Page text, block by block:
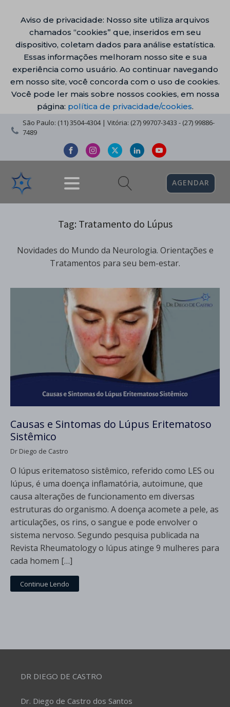
Aviso de privacidade: Nosso site utiliza arquivos
chamados “cookies” que, inseridos em seu
dispositivo, coletam dados para análise estatística.
Essas informações melhoram nosso site e sua
experiência como usuário. Ao continuar navegando
em nosso site, você concorda com o uso de cookies.
Você pode ler mais sobre nossos cookies, em nossa
página: política de privacidade/cookies.
São Paulo: (11) 3504-4304 | Vitória: (27) 99707-3433 - (27) 99886-
7489
AGENDAR
Tag: Tratamento do Lúpus
Novidades do Mundo da Neurologia. Orientações e
Tratamentos para seu bem-estar.
Causas e Sintomas do Lúpus Eritematoso
Sistêmico
Dr Diego de Castro
O lúpus eritematoso sistêmico, referido como LES ou
lúpus, é uma doença inflamatória, autoimune, que
causa alterações de funcionamento em diversas
estruturas do organismo. A doença acomete a pele, as
articulações, os rins, o sangue e pode envolver o
sistema nervoso. Segundo pesquisa publicada na
Revista Rheumatology o lúpus atinge 9 mulheres para
cada homem […]
Continue Lendo
DR DIEGO DE CASTRO
Dr. Diego de Castro dos Santos